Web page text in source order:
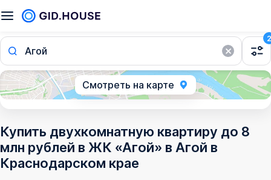
Агой
2
Смотреть на карте
Купить двухкомнатную квартиру до 8
млн рублей в ЖК «Агой» в Агой в
Краснодарском крае